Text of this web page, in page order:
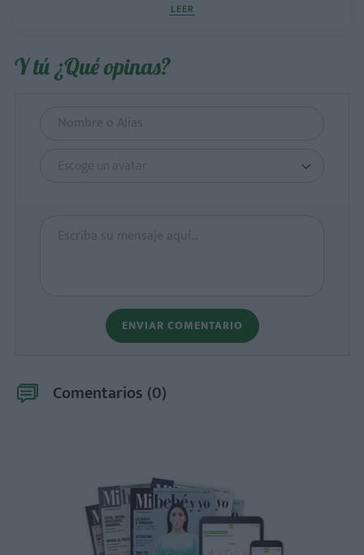
LEER
Y tú ¿Qué opinas?
Escoge un avatar
ENVIAR COMENTARIO
Comentarios (0)